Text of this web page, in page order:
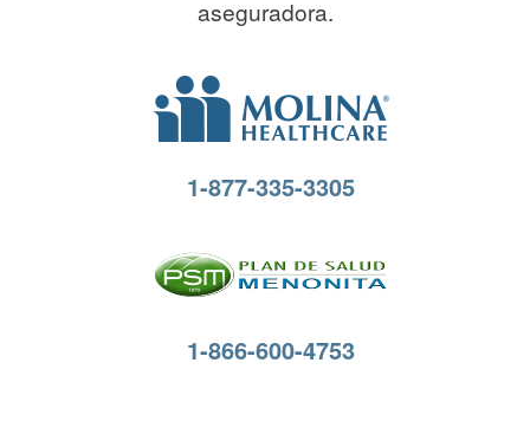
aseguradora.
1-877-335-3305
1-866-600-4753